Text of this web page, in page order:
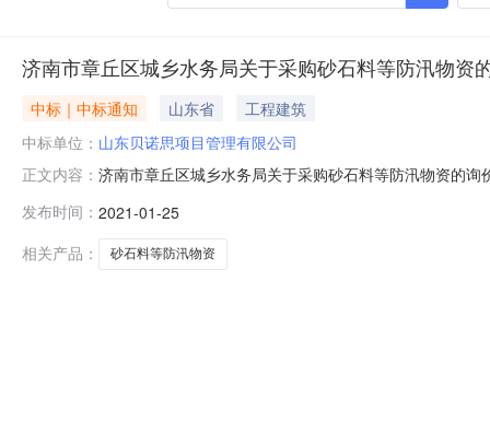
济南市章丘区城乡水务局关于采购砂石料等防汛物资
中标｜中标通知 山东省
工程建筑
中标单位： 山东贝诺思项目管理有限公司
正文内容： 济南市章丘区城乡水务局关于采购砂石料等防汛物资的
要求718003济南瑞越建筑装饰安装工程有限公司符合要
发布时间： 2021-01-25
相关产品：
砂石料等防汛物资